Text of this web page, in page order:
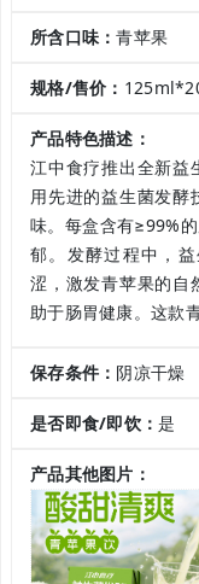
所含口味：青苹果
规格/售价：
产品特色描述：
江中食疗推出全新益
用先进的益生菌发酵
味。每盒含有≥99%
郁。发酵过程中，
涩，激发青苹果的自
助于肠胃健康。这款
保存条件： 阴凉干燥
是否即食/即饮：是
产品其他图片：